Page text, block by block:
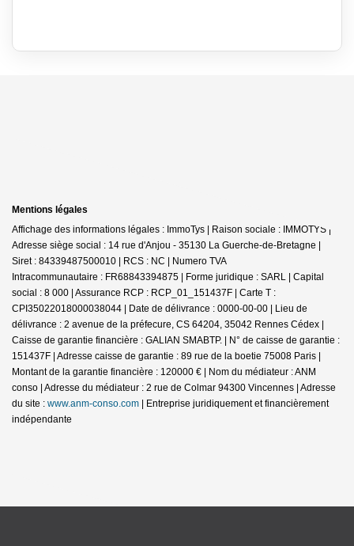
Mentions légales
Affichage des informations légales : ImmoTys | Raison sociale : IMMOTYS |
Adresse siège social : 14 rue d'Anjou - 35130 La Guerche-de-Bretagne |
Siret : 84339487500010 | RCS : NC | Numero TVA
Intracommunautaire : FR68843394875 | Forme juridique : SARL | Capital
social : 8 000 | Assurance RCP : RCP_01_151437F | Carte T :
CPI35022018000038044 | Date de délivrance : 0000-00-00 | Lieu de
délivrance : 2 avenue de la préfecure, CS 64204, 35042 Rennes Cédex |
Caisse de garantie financière : GALIAN SMABTP. | N° de caisse de garantie :
151437F | Adresse caisse de garantie : 89 rue de la boetie 75008 Paris |
Montant de la garantie financière : 120000 € | Nom du médiateur : ANM
conso | Adresse du médiateur : 2 rue de Colmar 94300 Vincennes | Adresse
du site : www.anm-conso.com | Entreprise juridiquement et financièrement
indépendante